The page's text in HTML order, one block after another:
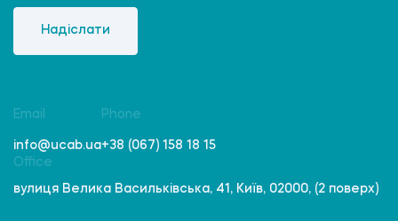
Надіслати
Email
info@ucab.ua
Phone
+38 (067) 158 18 15
Office
вулиця Велика Васильківська, 41, Київ, 02000, (2 поверх)